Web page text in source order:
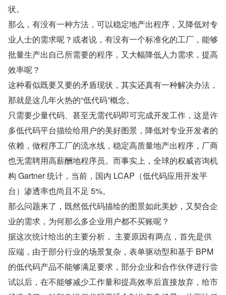
状。
那么，有没有一种方法，可以稳定地产出程序，又降低对专
业人士的需求呢？或者说，有没有一个标准化的工厂，能够
批量生产出自己所需要的程序，又大幅降低人力需求，提高
效率呢？
这种看似既要又要的矛盾现状，其实还真有一种解决办法，
那就是这几年火热的“低代码”概念。
只需要少量代码、甚至无需代码即可完成开发工作，这是许
多低代码平台描绘给用户的美好图景，降低对专业开发者的
依赖，做程序工厂的流水线，稳定高质量地产出程序，厂商
也无需聘用高薪酬地程序员。而事实上，全球的权威咨询机
构 Gartner 统计，当前，国内 LCAP（低代码应用开发平
台）渗透率也尚且不足 5%。
那么问题来了，既然低代码描绘的图景如此美妙，又契合企
业的需求，为何那么多企业用户都不买账呢？
据这次统计给出的主要分析，​ 主要原因有两点，首先是供
应端，由于部分行业的场景复杂，表单驱动型和基于 BPM
的低代码产品不能够满足要求，部分企业和合作伙伴进行尝
试以后，在不能够减少工作量和提高效率后直接放弃，给市